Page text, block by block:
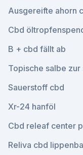
Ausgereifte ahorn
Cbd
B + cbd fällt ab
Topische salbe
Sauerstoff cbd
Xr-24 hanföl
Cbd releaf center
Reliva cbd